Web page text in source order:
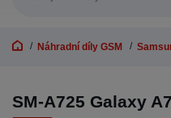
Náhradní díly GSM
SM-A725 Galaxy